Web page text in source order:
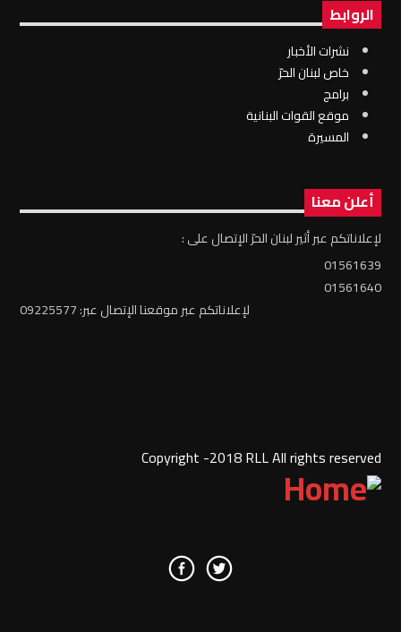
الروابط
نشرات الأخبار
خاص لبنان الحرّ
برامج
موقع القوات البنانية
المسيرة
أعلن معنا
لإعلاناتكم عبر أثير لبنان الحرّ الإتصال على :
01561639
01561640
لإعلاناتكم عبر موقعنا الإتصال عبر: 09225577
Copyright -2018 RLL All rights reserved